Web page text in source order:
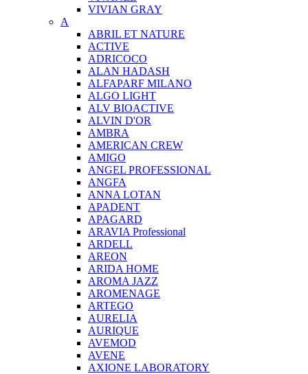
VIVIAN GRAY
A
ABRIL ET NATURE
ACTIVE
ADRICOCO
ALAN HADASH
ALFAPARF MILANO
ALGO LIGHT
ALV BIOACTIVE
ALVIN D'OR
AMBRA
AMERICAN CREW
AMIGO
ANGEL PROFESSIONAL
ANGFA
ANNA LOTAN
APADENT
APAGARD
ARAVIA Professional
ARDELL
AREON
ARIDA HOME
AROMA JAZZ
AROMENAGE
ARTEGO
AURELIA
AURIQUE
AVEMOD
AVENE
AXIONE LABORATORY